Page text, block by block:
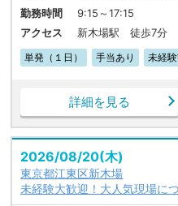
勤務時間
9:15～17:15
アクセス
新木場駅 徒歩7分
単発（１日） 手当あり 未経
詳細を見る
2026/08/20(木)
東京都江東区新木場
未経験大歓迎！大人気現場に